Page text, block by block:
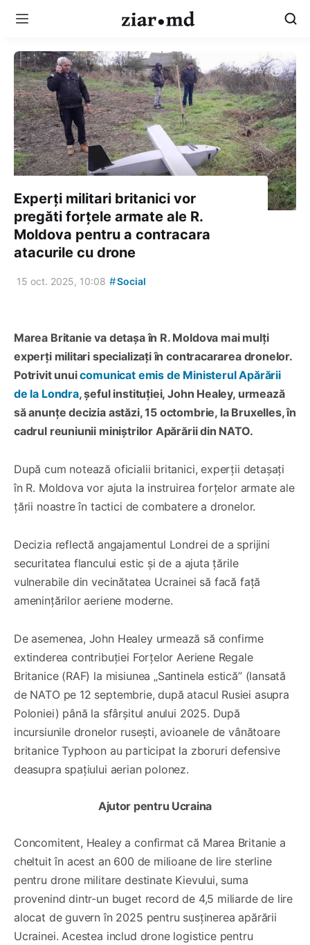
Experți militari britanici vor
pregăti forțele armate ale R.
Moldova pentru a contracara
atacurile cu drone
15 oct. 2025, 10:08 #Social
Marea Britanie va detașa în R. Moldova mai mulți
experți militari specializați în contracararea dronelor.
Potrivit unuicomunicat emis de Ministerul Apărării
de la Londra, șeful instituției, John Healey, urmează
să anunțe decizia astăzi, 15 octombrie, la Bruxelles, în
cadrul reuniunii miniștrilor Apărării din NATO.
După cum notează oficialii britanici, experții detașați
în R. Moldova vor ajuta la instruirea forțelor armate ale
țării noastre în tactici de combatere a dronelor.
Decizia reflectă angajamentul Londrei de a sprijini
securitatea flancului estic și de a ajuta țările
vulnerabile din vecinătatea Ucrainei să facă față
amenințărilor aeriene moderne.
De asemenea, John Healey urmează să confirme
extinderea contribuției Forțelor Aeriene Regale
Britanice (RAF) la misiunea „Santinela estică” (lansată
de NATO pe 12 septembrie, după atacul Rusiei asupra
Poloniei) până la sfârșitul anului 2025. După
incursiunile dronelor rusești, avioanele de vânătoare
britanice Typhoon au participat la zboruri defensive
deasupra spațiului aerian polonez.
Ajutor pentru Ucraina
Concomitent, Healey a confirmat că Marea Britanie a
cheltuit în acest an 600 de milioane de lire sterline
pentru drone militare destinate Kievului, suma
provenind dintr-un buget record de 4,5 miliarde de lire
alocat de guvern în 2025 pentru susținerea apărării
Ucrainei. Acestea includ drone logistice pentru